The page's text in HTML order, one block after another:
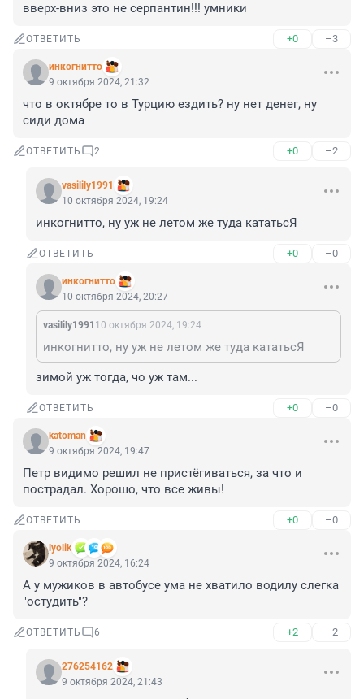
вверх-вниз это не серпантин!!! умники
ОТВЕТИТЬ +0 –3
инкогнитто
9 октября 2024, 21:32
что в октябре то в Турцию ездить? ну нет денег, ну
сиди дома
ОТВЕТИТЬ 2 +0 –2
vasilily1991
10 октября 2024, 19:24
инкогнитто, ну уж не летом же туда кататьсЯ
ОТВЕТИТЬ +0 –0
инкогнитто
10 октября 2024, 20:27
vasilily1991 10 октября 2024, 19:24
инкогнитто, ну уж не летом же туда кататьсЯ
зимой уж тогда, чо уж там...
ОТВЕТИТЬ +0 –0
katoman
9 октября 2024, 19:47
Петр видимо решил не пристёгиваться, за что и
пострадал. Хорошо, что все живы!
ОТВЕТИТЬ +0 –0
lyolik
9 октября 2024, 16:24
А у мужиков в автобусе ума не хватило водилу слегка
"остудить"?
ОТВЕТИТЬ 6 +2 –2
276254162
9 октября 2024, 21:43